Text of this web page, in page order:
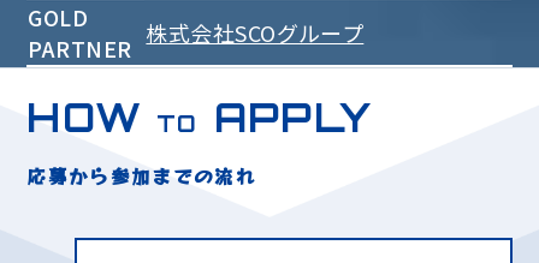
GOLD
PARTNER 株式会社SCOグループ
HOW TO APPLY
応募から参加までの流れ